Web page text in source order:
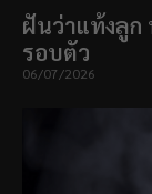
ฝันว่าแท้งลูก
รอบตัว
06/07/2026